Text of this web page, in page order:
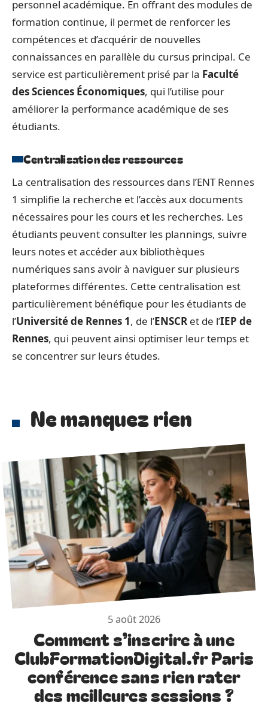
personnel académique. En offrant des modules de
formation continue, il permet de renforcer les
compétences et d’acquérir de nouvelles
connaissances en parallèle du cursus principal. Ce
service est particulièrement prisé par la Faculté
des Sciences Économiques, qui l’utilise pour
améliorer la performance académique de ses
étudiants.
Centralisation des ressources
La centralisation des ressources dans l’ENT Rennes
1 simplifie la recherche et l’accès aux documents
nécessaires pour les cours et les recherches. Les
étudiants peuvent consulter les plannings, suivre
leurs notes et accéder aux bibliothèques
numériques sans avoir à naviguer sur plusieurs
plateformes différentes. Cette centralisation est
particulièrement bénéfique pour les étudiants de
l’Université de Rennes 1, de l’ENSCR et de l’IEP de
Rennes, qui peuvent ainsi optimiser leur temps et
se concentrer sur leurs études.
Ne manquez rien
5 août 2026
Comment s’inscrire à une
ClubFormationDigital.fr Paris
conférence sans rien rater
des meilleures sessions ?